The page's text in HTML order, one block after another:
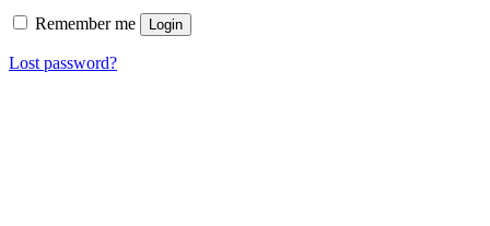
Remember me Login
Lost password?